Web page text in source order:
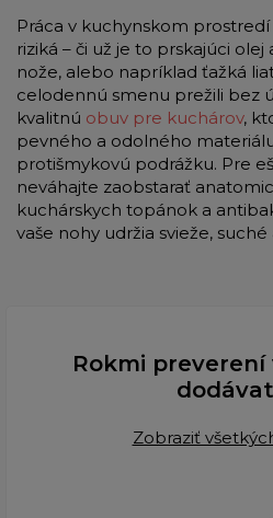
Práca v kuchynskom
riziká – či už je to prskajúci
nože, alebo napríklad ťažká
celodennú smenu prežili bez
kvalitnú obuv pre kuchárov,
pevného a odolného
protišmykovú podrážku. Pre
neváhajte zaobstarať
kuchárskych topánok a
vaše nohy udržia svieže,
Rokmi preverení
Zobraziť